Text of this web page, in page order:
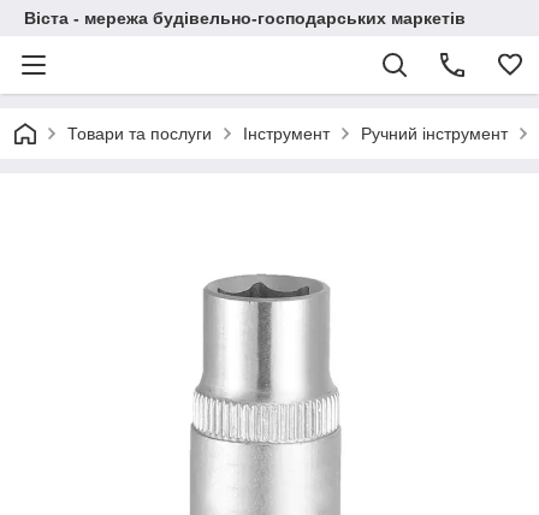
Віста - мережа будівельно-господарських маркетів
Товари та послуги Інструмент Ручний інструмент